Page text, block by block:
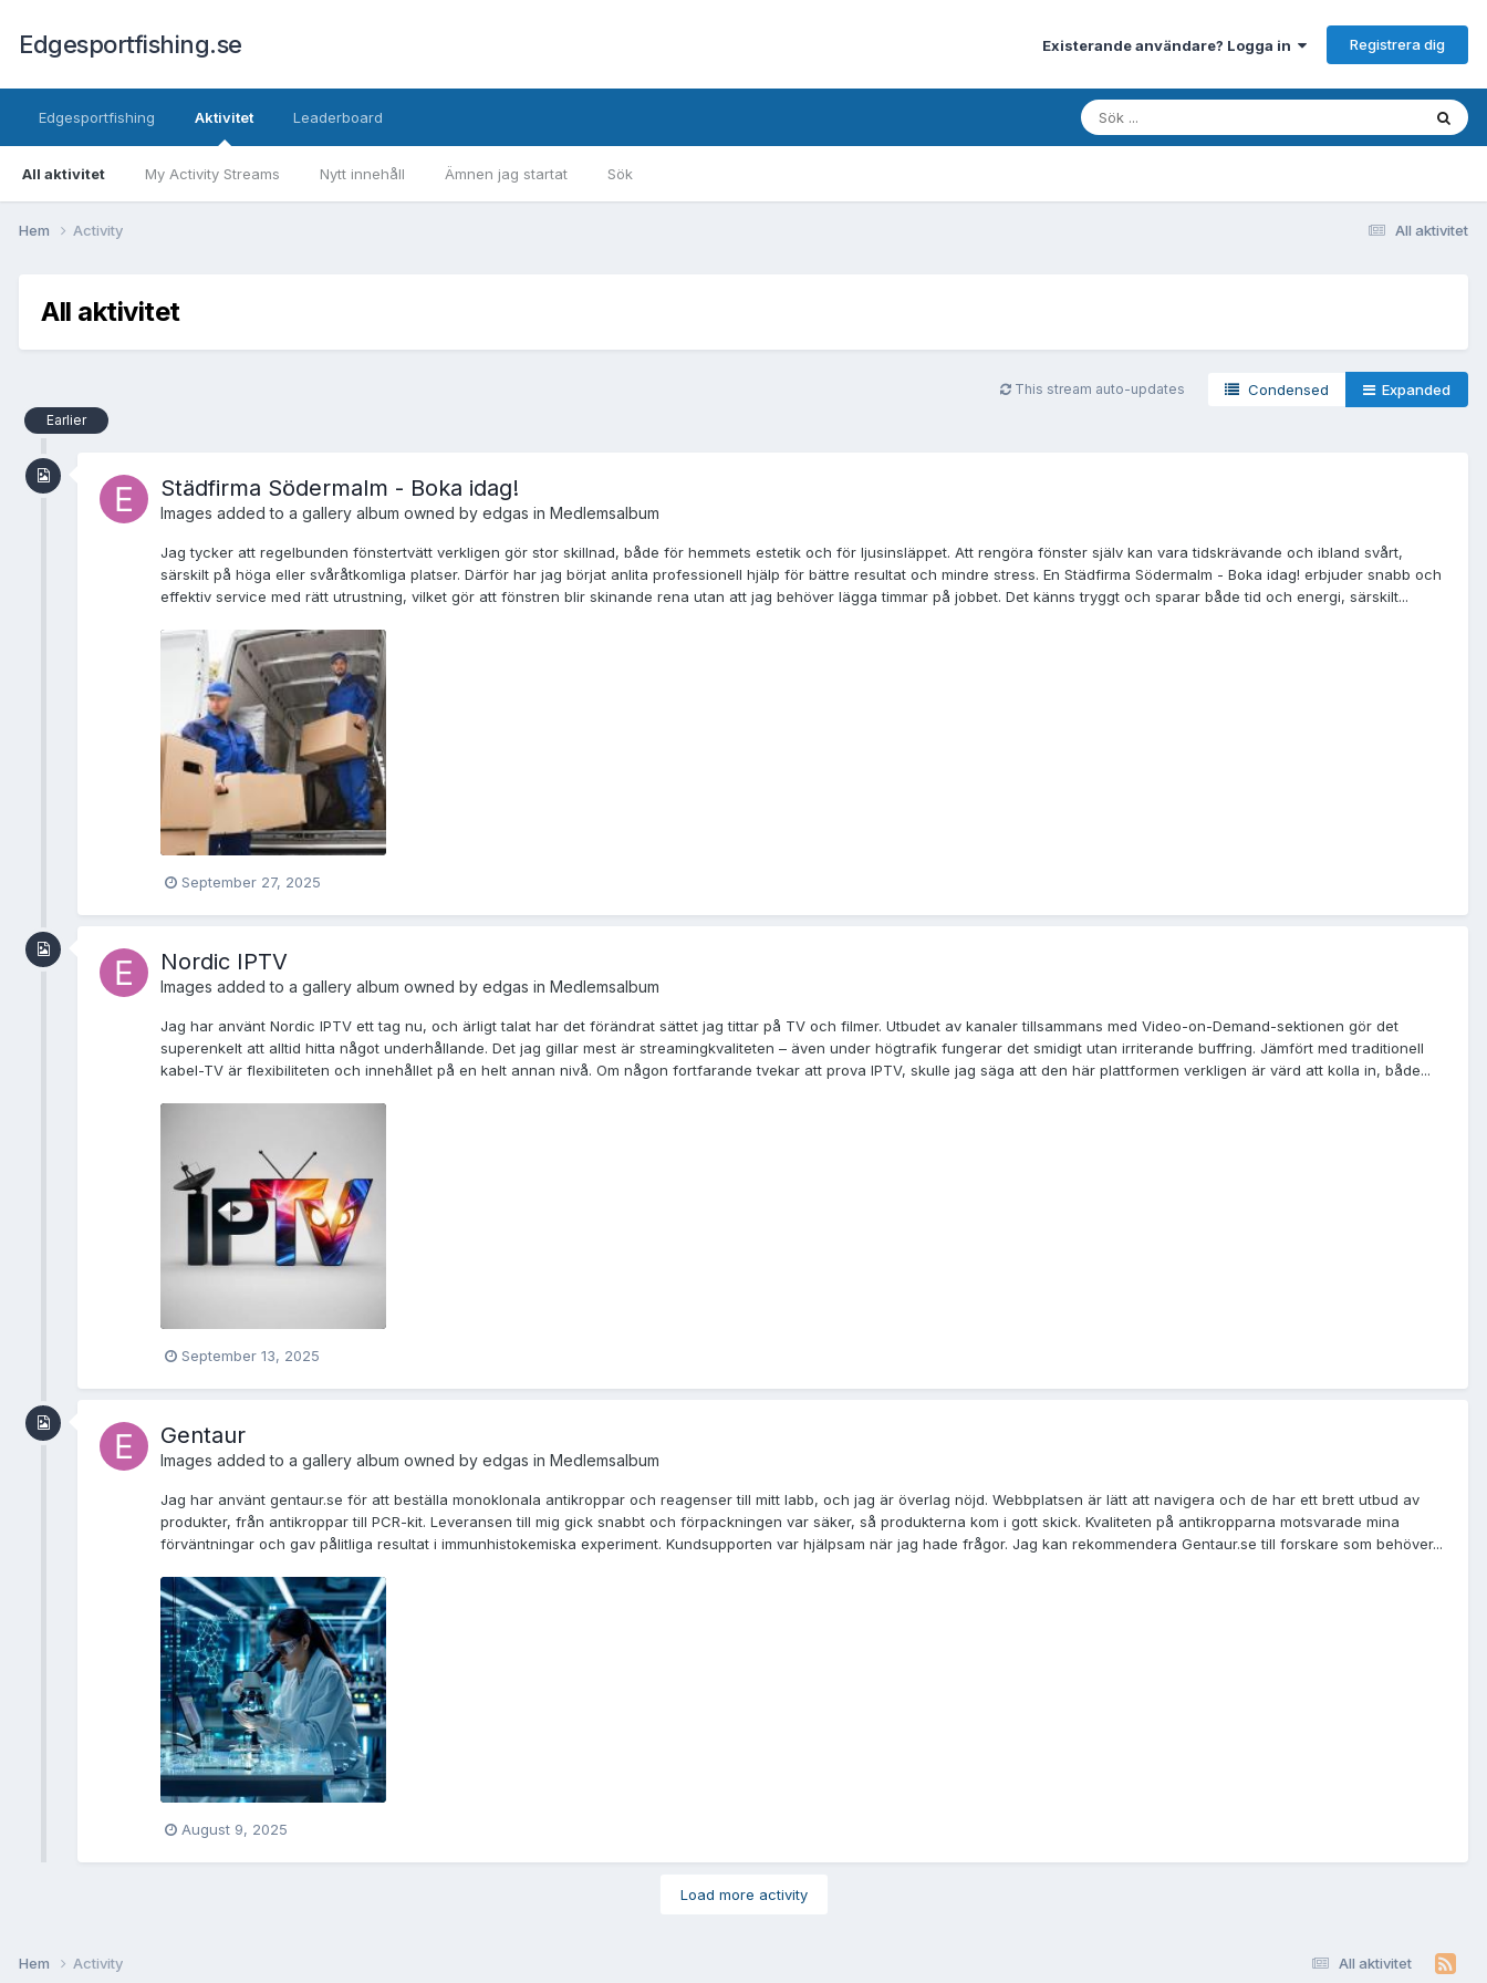
Edgesportfishing.se Existerande användare? Logga in Registrera dig
Edgesportfishing Aktivitet
All aktivitet My Activity Streams Nytt innehåll Ämnen jag startat Sök
Leaderboard
All aktivitet
Hem Activity
All aktivitet
This stream auto-updates Condensed Expanded
Earlier
Städfirma Södermalm - Boka idag!
Images added to a gallery album owned by edgas in Medlemsalbum
Jag tycker att regelbunden fönstertvätt verkligen gör stor skillnad, både för hemmets estetik och för ljusinsläppet. Att rengöra fönster själv kan vara tidskrävande och ibland svårt,
särskilt på höga eller svåråtkomliga platser. Därför har jag börjat anlita professionell hjälp för bättre resultat och mindre stress. En Städfirma Södermalm - Boka idag! erbjuder snabb och
effektiv service med rätt utrustning, vilket gör att fönstren blir skinande rena utan att jag behöver lägga timmar på jobbet. Det känns tryggt och sparar både tid och energi, särskilt...
September 27, 2025
Nordic IPTV
Images added to a gallery album owned by edgas in Medlemsalbum
Jag har använt Nordic IPTV ett tag nu, och ärligt talat har det förändrat sättet jag tittar på TV och filmer. Utbudet av kanaler tillsammans med Video-on-Demand-sektionen gör det
superenkelt att alltid hitta något underhållande. Det jag gillar mest är streamingkvaliteten – även under högtrafik fungerar det smidigt utan irriterande buffring. Jämfört med traditionell
kabel-TV är flexibiliteten och innehållet på en helt annan nivå. Om någon fortfarande tvekar att prova IPTV, skulle jag säga att den här plattformen verkligen är värd att kolla in, både...
September 13, 2025
Gentaur
Images added to a gallery album owned by edgas in Medlemsalbum
Jag har använt gentaur.se för att beställa monoklonala antikroppar och reagenser till mitt labb, och jag är överlag nöjd. Webbplatsen är lätt att navigera och de har ett brett utbud av
produkter, från antikroppar till PCR-kit. Leveransen till mig gick snabbt och förpackningen var säker, så produkterna kom i gott skick. Kvaliteten på antikropparna motsvarade mina
förväntningar och gav pålitliga resultat i immunhistokemiska experiment. Kundsupporten var hjälpsam när jag hade frågor. Jag kan rekommendera Gentaur.se till forskare som behöver...
August 9, 2025
Load more activity
All aktivitet
Hem Activity